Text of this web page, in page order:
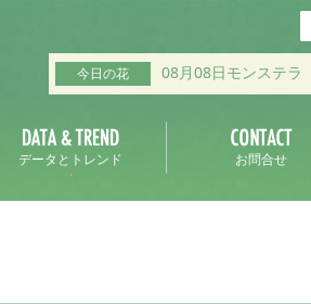
今日の花 08月08日モンステラ
データとトレンド お問合せ